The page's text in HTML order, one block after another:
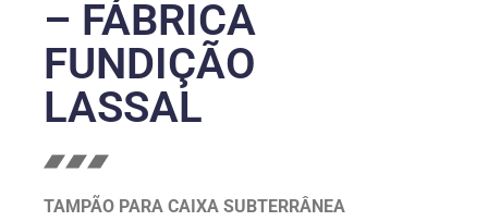
– FÁBRICA
FUNDIÇÃO
LASSAL
TAMPÃO PARA CAIXA SUBTERRÂNEA